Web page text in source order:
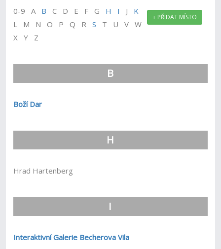
+ PŘIDAT MÍSTO
0-9 A B C D E F G H I J K
L M N O P Q RS T U V W
X Y Z
B
Boží Dar
H
Hrad Hartenberg
I
Interaktivní Galerie Becherova Vila